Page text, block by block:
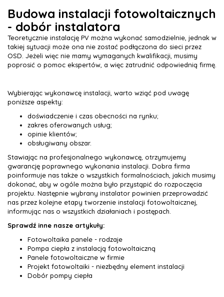
Budowa instalacji fotowoltaicznych
- dobór instalatora
Teoretycznie instalację PV można wykonać samodzielnie, jednak w
takiej sytuacji może ona nie zostać podłączona do sieci przez
OSD. Jeżeli więc nie mamy wymaganych kwalifikacji, musimy
poprosić o pomoc ekspertów, a więc zatrudnić odpowiednią firmę.
Wybierając wykonawcę instalacji, warto wziąć pod uwagę
poniższe aspekty:
doświadczenie i czas obecności na rynku;
zakres oferowanych usług;
opinie klientów;
obsługiwany obszar.
Stawiając na profesjonalnego wykonawcę, otrzymujemy
gwarancję poprawnego wykonania instalacji. Dobra firma
poinformuje nas także o wszystkich formalnościach, jakich musimy
dokonać, aby w ogóle można było przystąpić do rozpoczęcia
projektu. Następnie wybrany instalator powinien przeprowadzić
nas przez kolejne etapy tworzenie instalacji fotowoltaicznej,
informując nas o wszystkich działaniach i postępach.
Sprawdź inne nasze artykuły:
Fotowoltaika panele - rodzaje
Pompa ciepła z instalacją fotowoltaiczną
Panele fotowoltaiczne w firmie
Projekt fotowoltaiki - niezbędny element instalacji
Dobór pompy ciepła